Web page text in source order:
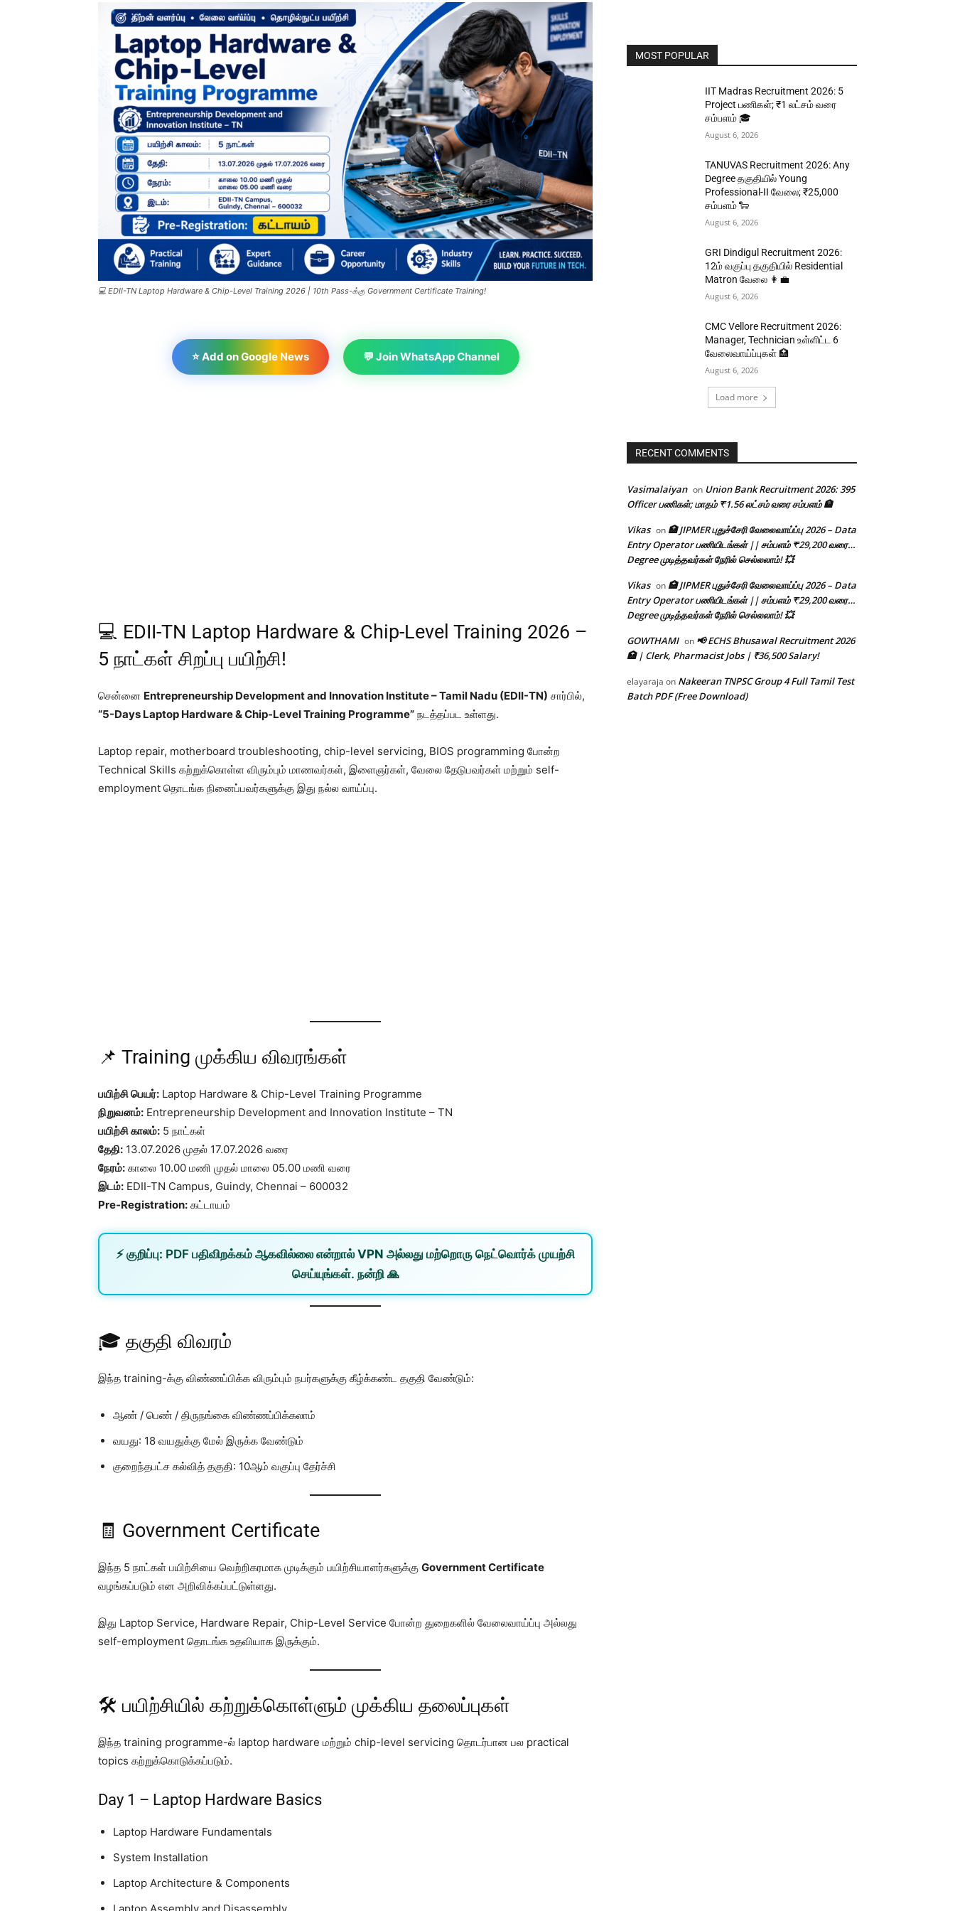
💻 EDII-TN Laptop Hardware & Chip-Level Training 2026 | 10th Pass-க்கு Government Certificate Training!
⭐ Add on Google News 💬 Join WhatsApp Channel
💻 EDII-TN Laptop Hardware & Chip-Level Training 2026 –
5 நாட்கள் சிறப்பு பயிற்சி!
சென்னை Entrepreneurship Development and Innovation Institute – Tamil Nadu (EDII-TN) சார்பில்,
“5-Days Laptop Hardware & Chip-Level Training Programme” நடத்தப்பட உள்ளது.
Laptop repair, motherboard troubleshooting, chip-level servicing, BIOS programming போன்ற
Technical Skills கற்றுக்கொள்ள விரும்பும் மாணவர்கள், இளைஞர்கள், வேலை தேடுபவர்கள் மற்றும் self-
employment தொடங்க நினைப்பவர்களுக்கு இது நல்ல வாய்ப்பு.
📌 Training முக்கிய விவரங்கள்
பயிற்சி பெயர்: Laptop Hardware & Chip-Level Training Programme
நிறுவனம்: Entrepreneurship Development and Innovation Institute – TN
பயிற்சி காலம்: 5 நாட்கள்
தேதி: 13.07.2026 முதல் 17.07.2026 வரை
நேரம்: காலை 10.00 மணி முதல் மாலை 05.00 மணி வரை
இடம்: EDII-TN Campus, Guindy, Chennai – 600032
Pre-Registration: கட்டாயம்
⚡ குறிப்பு: PDF பதிவிறக்கம் ஆகவில்லை என்றால் VPN அல்லது மற்றொரு நெட்வொர்க் முயற்சி
செய்யுங்கள். நன்றி 🙏
🎓 தகுதி விவரம்
இந்த training-க்கு விண்ணப்பிக்க விரும்பும் நபர்களுக்கு கீழ்க்கண்ட தகுதி வேண்டும்:
ஆண் / பெண் / திருநங்கை விண்ணப்பிக்கலாம்
வயது: 18 வயதுக்கு மேல் இருக்க வேண்டும்
குறைந்தபட்ச கல்வித் தகுதி: 10ஆம் வகுப்பு தேர்ச்சி
🧾 Government Certificate
இந்த 5 நாட்கள் பயிற்சியை வெற்றிகரமாக முடிக்கும் பயிற்சியாளர்களுக்கு Government Certificate
வழங்கப்படும் என அறிவிக்கப்பட்டுள்ளது.
இது Laptop Service, Hardware Repair, Chip-Level Service போன்ற துறைகளில் வேலைவாய்ப்பு அல்லது
self-employment தொடங்க உதவியாக இருக்கும்.
🛠️ பயிற்சியில் கற்றுக்கொள்ளும் முக்கிய தலைப்புகள்
இந்த training programme-ல் laptop hardware மற்றும் chip-level servicing தொடர்பான பல practical
topics கற்றுக்கொடுக்கப்படும்.
Day 1 – Laptop Hardware Basics
Laptop Hardware Fundamentals
System Installation
Laptop Architecture & Components
MOST POPULAR
IIT Madras Recruitment 2026: 5
Project பணிகள்; ₹1 லட்சம் வரை
சம்பளம் 🎓
August 6, 2026
TANUVAS Recruitment 2026: Any
Degree தகுதியில் Young
Professional-II வேலை; ₹25,000
சம்பளம் 🐑
August 6, 2026
GRI Dindigul Recruitment 2026:
12ம் வகுப்பு தகுதியில் Residential
Matron வேலை 👩‍💼
August 6, 2026
CMC Vellore Recruitment 2026:
Manager, Technician உள்ளிட்ட 6
வேலைவாய்ப்புகள் 🏥
August 6, 2026
Load more
RECENT COMMENTS
Vasimalaiyan on Union Bank Recruitment 2026: 395
Officer பணிகள்; மாதம் ₹1.56 லட்சம் வரை சம்பளம் 🏦
Vikas on🏥 JIPMER புதுச்சேரி வேலைவாய்ப்பு 2026 – Data
Entry Operator பணியிடங்கள் || சம்பளம் ₹29,200 வரை…
Degree முடித்தவர்கள் நேரில் செல்லலாம்! 💥
Vikas on🏥 JIPMER புதுச்சேரி வேலைவாய்ப்பு 2026 – Data
Entry Operator பணியிடங்கள் || சம்பளம் ₹29,200 வரை…
Degree முடித்தவர்கள் நேரில் செல்லலாம்! 💥
GOWTHAMI on 📢 ECHS Bhusawal Recruitment 2026
🏥 | Clerk, Pharmacist Jobs | ₹36,500 Salary!
elayaraja on Nakeeran TNPSC Group 4 Full Tamil Test
Batch PDF (Free Download)